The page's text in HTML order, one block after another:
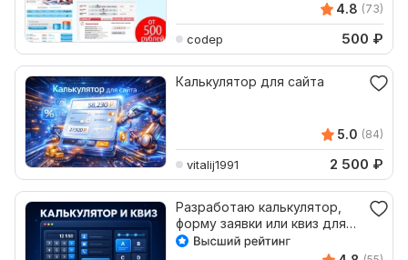
4.8 (73)
codep 500 ₽
Калькулятор для сайта
5.0 (84)
vitalij1991 2 500 ₽
Разработаю калькулятор,
форму заявки или квиз для
сайта